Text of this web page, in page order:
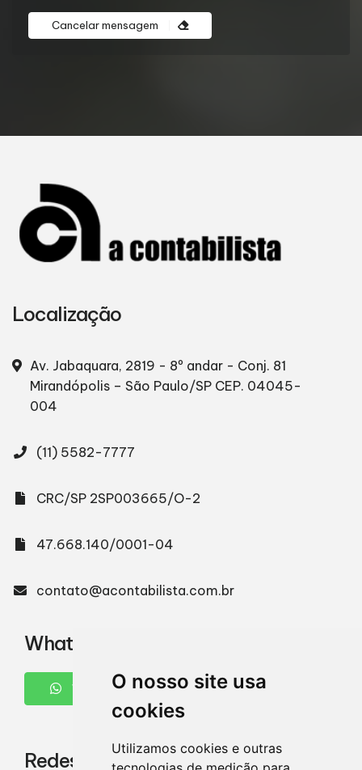
O nosso site usa
cookies
Utilizamos cookies e outras
Cancelar mensagem
Localização
Av. Jabaquara, 2819 - 8º andar - Conj. 81
Mirandópolis – São Paulo/SP CEP. 04045-
004
(11) 5582-7777
CRC/SP 2SP003665/O-2
47.668.140/0001-04
contato@acontabilista.com.br
WhatsApp
WHATSAPP
Redes Sociais